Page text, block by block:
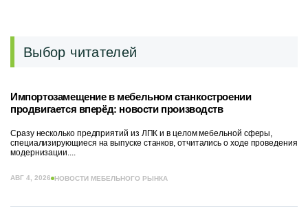
Выбор читателей
Импортозамещение в мебельном станкостроении
продвигается вперёд: новости производств
Сразу несколько предприятий из ЛПК и в целом мебельной сферы,
специализирующиеся на выпуске станков, отчитались о ходе проведения
модернизации....
АВГ 4, 2026 НОВОСТИ МЕБЕЛЬНОГО РЫНКА